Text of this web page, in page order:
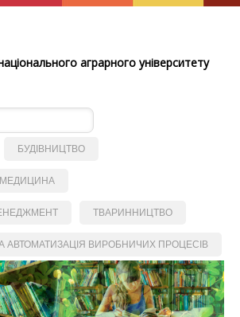
аграрного університету
БУДІВНИЦТВО
ТВАРИННИЦТВО
АВТОМАТИЗАЦІЯ ВИРОБНИЧИХ ПРОЦЕСІВ